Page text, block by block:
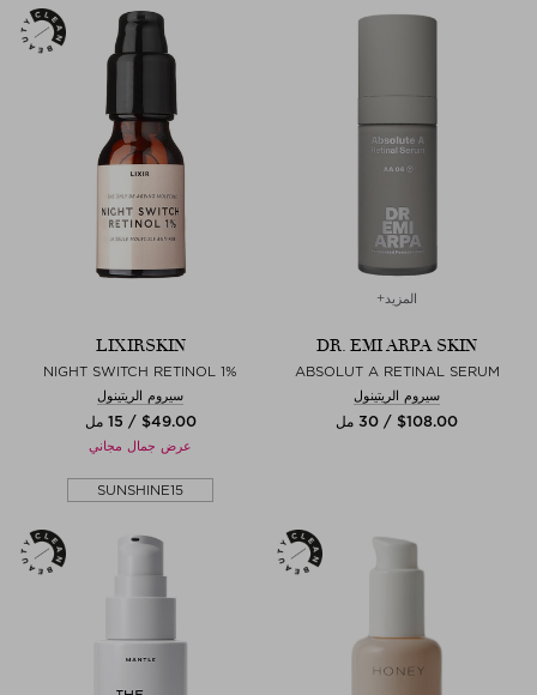
المزيد+
DR. EMI ARPA SKIN
ABSOLUT A RETINAL SERUM
سيروم الريتينول
$‌108.00 / 30 مل
LIXIRSKIN
NIGHT SWITCH RETINOL 1%
سيروم الريتينول
$‌49.00 / 15 مل
عرض جمال مجاني
SUNSHINE15